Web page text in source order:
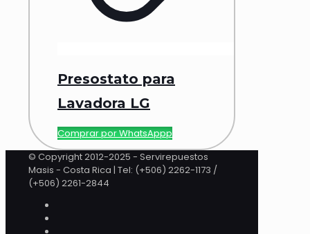
Presostato para
Lavadora LG
Comprar por WhatsAppp
© Copyright 2012-2025 - Servirepuestos
Masis - Costa Rica | Tel: (+506) 2262-1173 /
(+506) 2261-2844